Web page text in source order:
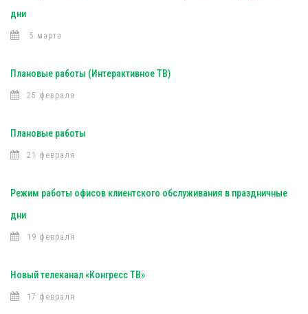
дни
5 марта
Плановые работы (Интерактивное ТВ)
25 февраля
Плановые работы
21 февраля
Режим работы офисов клиентского обслуживания в праздничные
дни
19 февраля
Новый телеканал «Конгресс ТВ»
17 февраля